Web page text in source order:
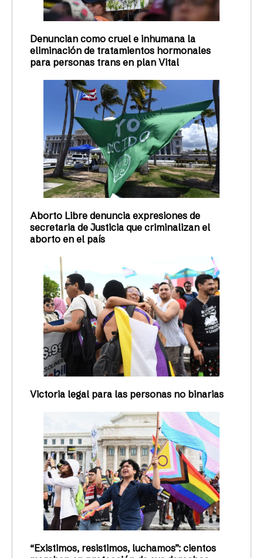
Denuncian como cruel e inhumana la
eliminación de tratamientos hormonales
para personas trans en plan Vital
Aborto Libre denuncia expresiones de
secretaria de Justicia que criminalizan el
aborto en el país
Victoria legal para las personas no binarias
“Existimos, resistimos, luchamos”: cientos